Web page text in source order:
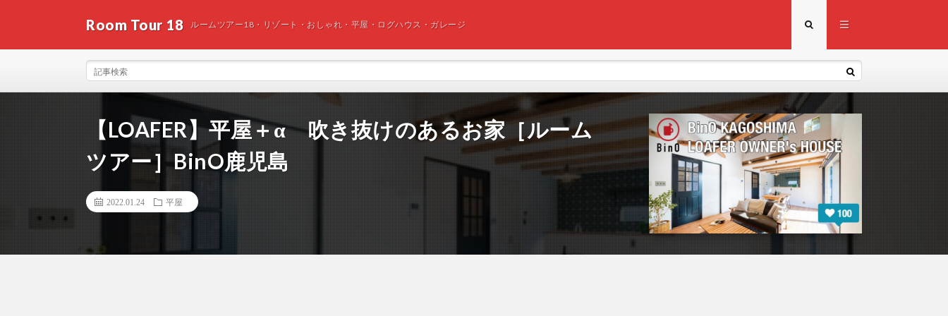
Room Tour 18 ルームツアー18・リゾート・おしゃれ・平屋・ログハウス・ガレージ
【LOAFER】平屋＋α 吹き抜けのあるお家［ルーム
ツアー］BinO鹿児島
2022.01.24 平屋